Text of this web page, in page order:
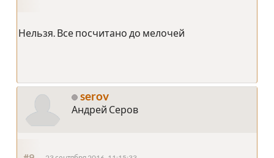
Нельзя. Все посчитано до мелочей
serov
Андрей Серов